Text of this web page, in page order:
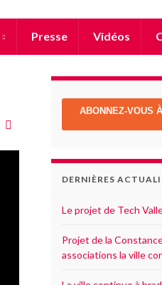
Presse Vidéos
ABONNEZ-VOUS
DERNIÈRES
Le projet de Tech
Projet de la
associations la ville